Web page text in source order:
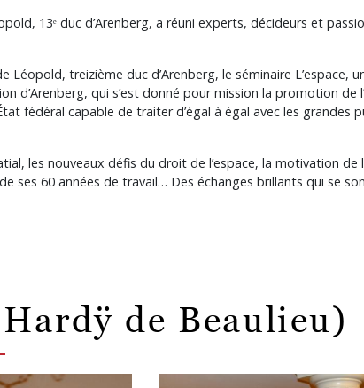
13ᵉ duc d’Arenberg, a réuni experts, décideurs et
treizième duc d’Arenberg, le séminaire L’espace,
d’Arenberg, qui s’est donné pour mission la promotion de
fédéral capable de traiter d’égal à égal avec les grandes
les nouveaux défis du droit de l’espace, la motivation de
ses 60 années de travail… Des échanges brillants qui se
de Beaulieu)